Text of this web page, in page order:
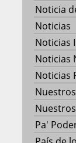
Noticia
Noticias
Noticias
Noticias
Noticias
Pa'